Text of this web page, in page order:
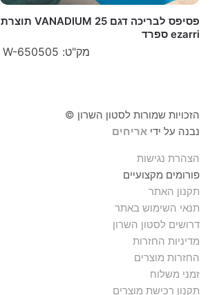
פסיפס לבריכה דגם VANADIUM 25 תוצרת
ezarri ספרד
מק"ט: W-650505
הזכויות שמורות לסטון השרון ©
נבנה על ידי אריחים
הצהרת נגישות
פורומים מקצועיים
תקנון האתר
תנאי השימוש באתר
דרושים לסטון השרון
מדיניות החזרות
החזרות מוצרים
זמני משלוח
תקנון רכישת מוצרים